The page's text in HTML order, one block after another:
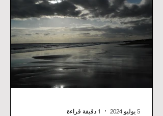
5 يوليو 2024 1 دقيقة قراءة